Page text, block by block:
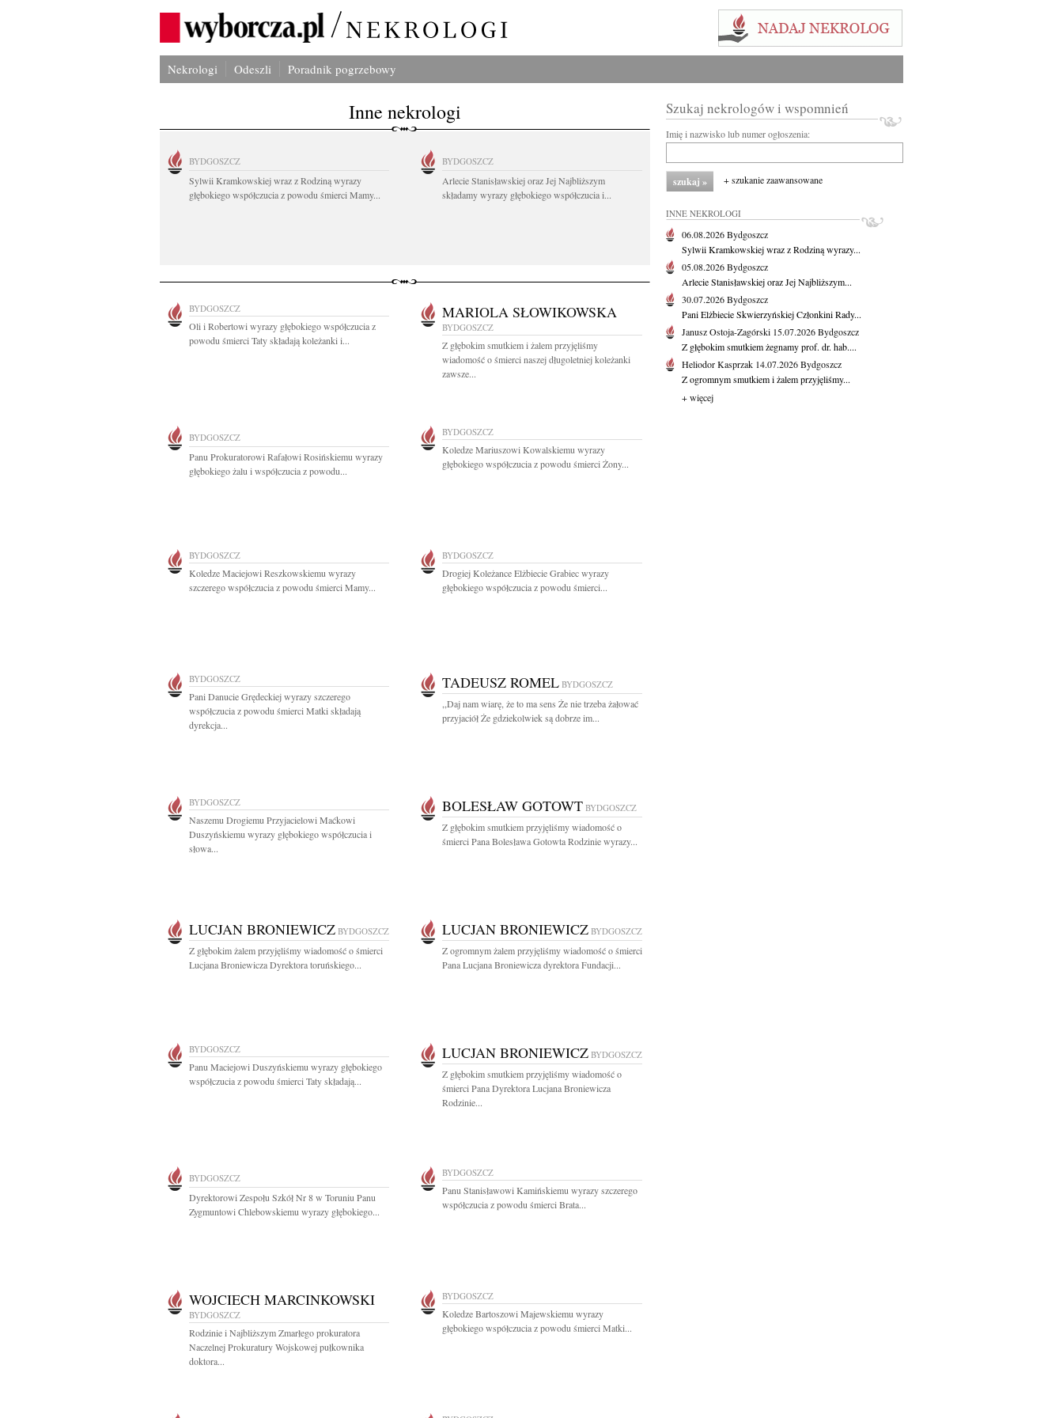
Nekrologi Odeszli Poradnik pogrzebowy
Inne nekrologi
BYDGOSZCZ
Sylwii Kramkowskiej wraz z Rodziną wyrazy
głębokiego współczucia z powodu śmierci Mamy...
BYDGOSZCZ
Arlecie Stanisławskiej oraz Jej Najbliższym
składamy wyrazy głębokiego współczucia i...
BYDGOSZCZ
Oli i Robertowi wyrazy głębokiego współczucia z
powodu śmierci Taty składają koleżanki i...
MARIOLA SŁOWIKOWSKA
BYDGOSZCZ
Z głębokim smutkiem i żalem przyjęliśmy
wiadomość o śmierci naszej długoletniej koleżanki
zawsze...
BYDGOSZCZ
Panu Prokuratorowi Rafałowi Rosińskiemu wyrazy
głębokiego żalu i współczucia z powodu...
BYDGOSZCZ
Koledze Mariuszowi Kowalskiemu wyrazy
głębokiego współczucia z powodu śmierci Żony...
BYDGOSZCZ
Koledze Maciejowi Reszkowskiemu wyrazy
szczerego współczucia z powodu śmierci Mamy...
BYDGOSZCZ
Drogiej Koleżance Elżbiecie Grabiec wyrazy
głębokiego współczucia z powodu śmierci...
BYDGOSZCZ
Pani Danucie Grędeckiej wyrazy szczerego
współczucia z powodu śmierci Matki składają
dyrekcja...
TADEUSZ ROMEL BYDGOSZCZ
,,Daj nam wiarę, że to ma sens Że nie trzeba żałować
przyjaciół Że gdziekolwiek są dobrze im...
BYDGOSZCZ
Naszemu Drogiemu Przyjacielowi Maćkowi
Duszyńskiemu wyrazy głębokiego współczucia i
słowa...
BOLESŁAW GOTOWT BYDGOSZCZ
Z głębokim smutkiem przyjęliśmy wiadomość o
śmierci Pana Bolesława Gotowta Rodzinie wyrazy...
LUCJAN BRONIEWICZ BYDGOSZCZ
Z głębokim żalem przyjęliśmy wiadomość o śmierci
Lucjana Broniewicza Dyrektora toruńskiego...
LUCJAN BRONIEWICZ BYDGOSZCZ
Z ogromnym żalem przyjęliśmy wiadomość o śmierci
Pana Lucjana Broniewicza dyrektora Fundacji...
BYDGOSZCZ
Panu Maciejowi Duszyńskiemu wyrazy głębokiego
współczucia z powodu śmierci Taty składają...
LUCJAN BRONIEWICZ BYDGOSZCZ
Z głębokim smutkiem przyjęliśmy wiadomość o
śmierci Pana Dyrektora Lucjana Broniewicza
Rodzinie...
BYDGOSZCZ
Dyrektorowi Zespołu Szkół Nr 8 w Toruniu Panu
Zygmuntowi Chlebowskiemu wyrazy głębokiego...
BYDGOSZCZ
Panu Stanisławowi Kamińskiemu wyrazy szczerego
współczucia z powodu śmierci Brata...
WOJCIECH MARCINKOWSKI
BYDGOSZCZ
Rodzinie i Najbliższym Zmarłego prokuratora
Naczelnej Prokuratury Wojskowej pułkownika
doktora...
BYDGOSZCZ
Koledze Bartoszowi Majewskiemu wyrazy
głębokiego współczucia z powodu śmierci Matki...
Szukaj nekrologów i wspomnień
Imię i nazwisko lub numer ogłoszenia:
+ szukanie zaawansowane
INNE NEKROLOGI
06.08.2026Bydgoszcz
Sylwii Kramkowskiej wraz z Rodziną wyrazy...
05.08.2026Bydgoszcz
Arlecie Stanisławskiej oraz Jej Najbliższym...
30.07.2026Bydgoszcz
Pani Elżbiecie Skwierzyńskiej Członkini Rady...
Janusz Ostoja-Zagórski 15.07.2026Bydgoszcz
Z głębokim smutkiem żegnamy prof. dr. hab....
Heliodor Kasprzak 14.07.2026Bydgoszcz
Z ogromnym smutkiem i żalem przyjęliśmy...
+ więcej